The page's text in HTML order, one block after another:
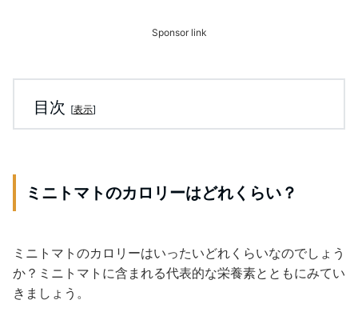
Sponsor link
目次 [表示]
ミニトマトのカロリーはどれくらい？
ミニトマトのカロリーはいったいどれくらいなのでしょう
か？ミニトマトに含まれる代表的な栄養素とともにみてい
きましょう。